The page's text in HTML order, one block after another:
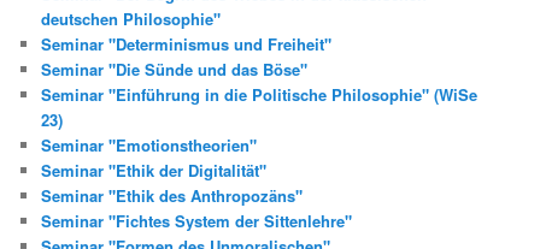
deutschen Philosophie"
Seminar "Determinismus und Freiheit"
Seminar "Die Sünde und das Böse"
Seminar "Einführung in die Politische Philosophie" (WiSe
23)
Seminar "Emotionstheorien"
Seminar "Ethik der Digitalität"
Seminar "Ethik des Anthropozäns"
Seminar "Fichtes System der Sittenlehre"